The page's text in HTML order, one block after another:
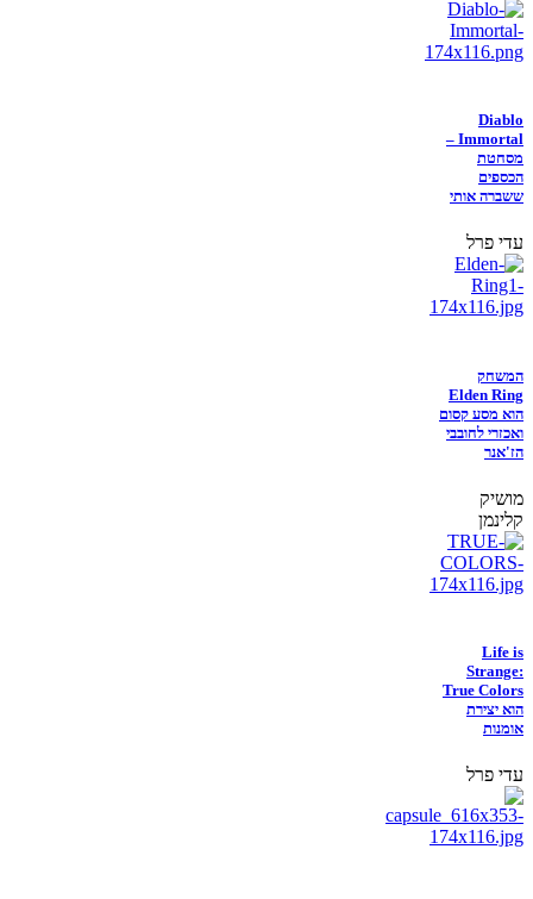
Diablo
Immortal –
מסחטת
הכספים
ששברה אותי
עדי פרל
המשחק
Elden Ring
הוא מסע קסום
ואכזרי לחובבי
הז'אנר
מושיק
קלינמן
Life is
Strange:
True Colors
הוא יצירת
אומנות
עדי פרל